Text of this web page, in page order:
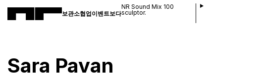
보관소협업이벤트 보다
NR Sound Mix 100
sculptor.
Sara Pavan